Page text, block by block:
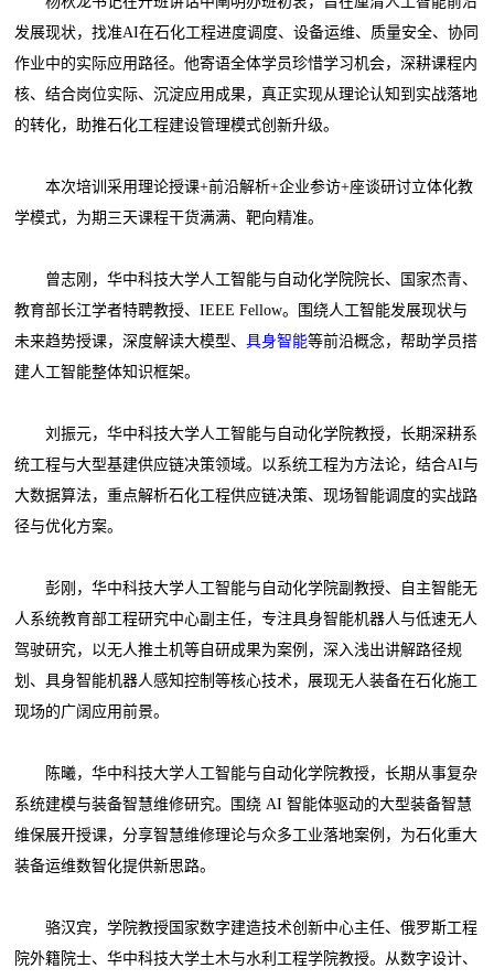
发展现状，找准AI在石化工程进度调度、设备运维、质量安全、协同
作业中的实际应用路径。他寄语全体学员珍惜学习机会，深耕课程内
核、结合岗位实际、沉淀应用成果，真正实现从理论认知到实战落地
的转化，助推石化工程建设管理模式创新升级。
本次培训采用理论授课+前沿解析+企业参访+座谈研讨立体化教
学模式，为期三天课程干货满满、靶向精准。
曾志刚，华中科技大学人工智能与自动化学院院长、国家杰青、
教育部长江学者特聘教授、IEEE Fellow。围绕人工智能发展现状与
未来趋势授课，深度解读大模型、具身智能等前沿概念，帮助学员搭
建人工智能整体知识框架。
刘振元，华中科技大学人工智能与自动化学院教授，长期深耕系
统工程与大型基建供应链决策领域。以系统工程为方法论，结合AI与
大数据算法，重点解析石化工程供应链决策、现场智能调度的实战路
径与优化方案。
彭刚，华中科技大学人工智能与自动化学院副教授、自主智能无
人系统教育部工程研究中心副主任，专注具身智能机器人与低速无人
驾驶研究，以无人推土机等自研成果为案例，深入浅出讲解路径规
划、具身智能机器人感知控制等核心技术，展现无人装备在石化施工
现场的广阔应用前景。
陈曦，华中科技大学人工智能与自动化学院教授，长期从事复杂
系统建模与装备智慧维修研究。围绕 AI 智能体驱动的大型装备智慧
维保展开授课，分享智慧维修理论与众多工业落地案例，为石化重大
装备运维数智化提供新思路。
骆汉宾，学院教授国家数字建造技术创新中心主任、俄罗斯工程
院外籍院士、华中科技大学土木与水利工程学院教授。从数字设计、